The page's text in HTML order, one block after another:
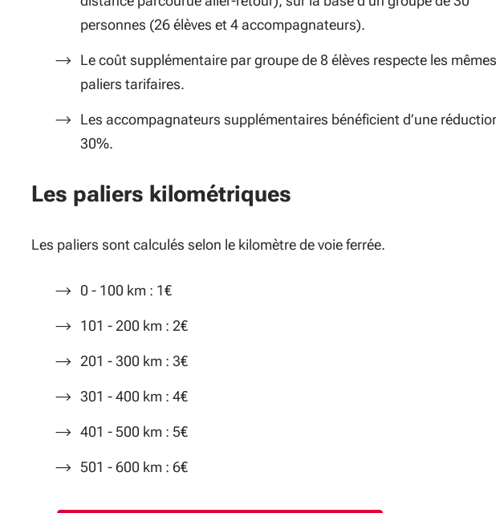
personnes (26 élèves et 4 accompagnateurs).
Le coût supplémentaire par groupe de 8 élèves respecte les mêmes
paliers tarifaires.
Les accompagnateurs supplémentaires bénéficient d’une
30%.
Les paliers kilométriques
Les paliers sont calculés selon le kilomètre de voie ferrée.
0 - 100 km : 1€
101 - 200 km : 2€
201 - 300 km : 3€
301 - 400 km : 4€
401 - 500 km : 5€
501 - 600 km : 6€